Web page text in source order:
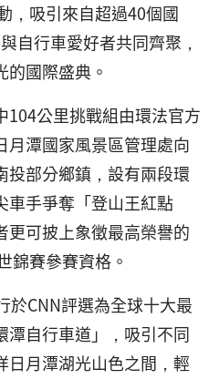
，吸引來自超過40個國
自行車愛好者共同齊聚，
國際盛典。
104公里挑戰組由環法官方
月潭國家風景區管理處向
投部分鄉鎮，設有兩段環
車手爭奪「登山王紅點
更可披上象徵最高榮譽的
錦賽參賽資格。
於CNN評選為全球十大最
潭自行車道」，吸引不同
日月潭湖光山色之間，輕